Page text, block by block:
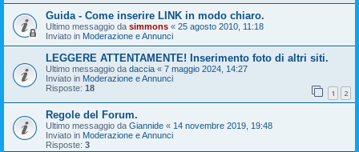
Guida - Come inserire LINK in modo chiaro.
Ultimo messaggio da simmons « 25 agosto 2010, 11:18
Inviato in Moderazione e Annunci
LEGGERE ATTENTAMENTE! Inserimento foto di altri siti.
Ultimo messaggio da daccia « 7 maggio 2024, 14:27
Inviato in Moderazione e Annunci
Risposte: 18 1 2
Regole del Forum.
Ultimo messaggio da Giannide « 14 novembre 2019, 19:48
Inviato in Moderazione e Annunci
Risposte: 3